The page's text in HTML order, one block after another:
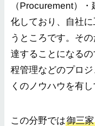
（Procurement）
化しており、自社
うところです。そ
達することになる
程管理などのプロ
くのノウハウを有し
この分野では御三